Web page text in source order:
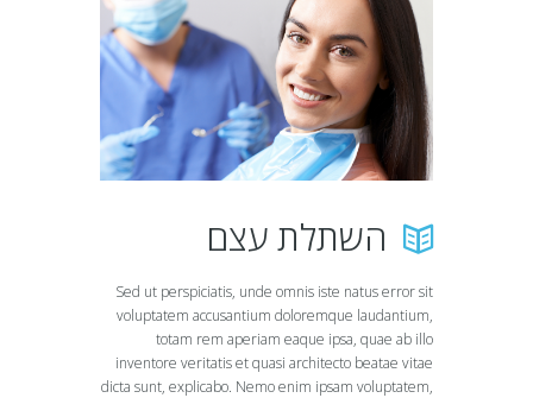
השתלת עצם
Sed ut perspiciatis, unde omnis iste natus error sit
voluptatem accusantium doloremque laudantium,
totam rem aperiam eaque ipsa, quae ab illo
inventore veritatis et quasi architecto beatae vitae
dicta sunt, explicabo. Nemo enim ipsam voluptatem,